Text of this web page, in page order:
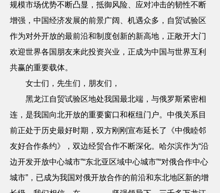
规模市场优势不断凸显，抵御风险、应对冲击的韧性不断
增强，中国经济发展的前景广阔、机遇众多，自贸试验区
作为对外开放的最前沿和制度创新的新高地，正敞开大门
欢迎世界各国朋友来此投资兴业，正成为中国与世界互利
共赢的重要载体。
女士们，先生们，朋友们，
黑龙江自贸试验区地处我国最北端，与俄罗斯紧密相
连，是我国向北开放的重要窗口和枢纽门户。中俄关系目
前正处于历史最好时期，双方刚刚宣布延长了《中俄睦邻
友好合作条约》，双边经贸合作不断深化。哈尔滨作为“沿
边开发开放中心城市”“东北亚区域中心城市”“对俄合作中心
城市”，已成为我国对俄开放合作的前沿和东北地区新的增